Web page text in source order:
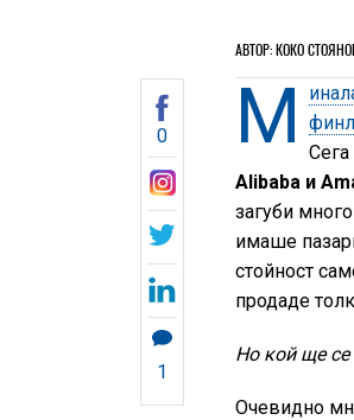
АВТОР: КОКО
0
1
М
Alibaba и
загуби
имаше
стойност
продаде
Но кой ще се
Очевидно